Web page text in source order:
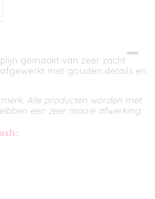
gemaakt van zeer zacht
met gouden details en
Alle producten worden met
een zeer mooie afwerking.